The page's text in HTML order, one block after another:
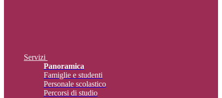
Servizi
Panoramica
Famiglie e studenti
Personale scolastico
Percorsi di studio